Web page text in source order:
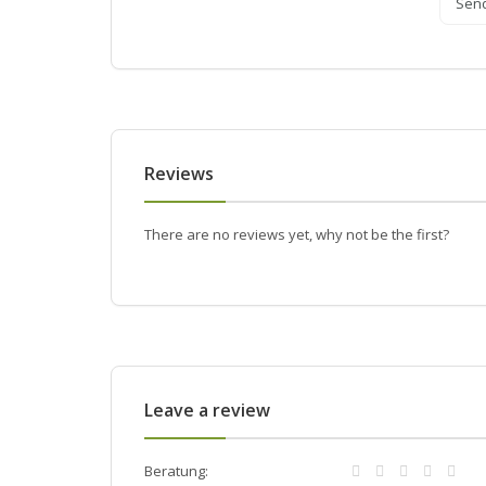
Reviews
There are no reviews yet, why not be the first?
Leave a review
Beratung: